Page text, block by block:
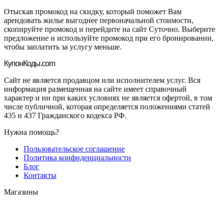
Отыскав промокод на скидку, который поможет Вам
арендовать жилье выгоднее первоначальной стоимости,
скопируйте промокод и перейдите на сайт Суточно. Выберите
предложение и используйте промокод при его бронировании,
чтобы заплатить за услугу меньше.
КупонКоды.com
Сайт не является продавцом или исполнителем услуг. Вся
информация размещенная на сайте имеет справочный
характер и ни при каких условиях не является офертой, в том
числе публичной, которая определяется положениями статей
435 и 437 Гражданского кодекса РФ.
Нужна помощь?
Пользовательское соглашение
Политика конфиденциальности
Блог
Контакты
Магазины